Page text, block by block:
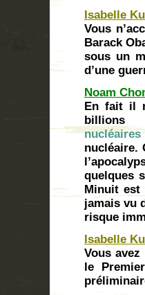
Isabelle
Vous
Barack
sous un
d’une
Noam
En fait il
nucléaires
nucléaire.
quelques
Minuit est
jamais vu
risque
Isabelle
Vous
le